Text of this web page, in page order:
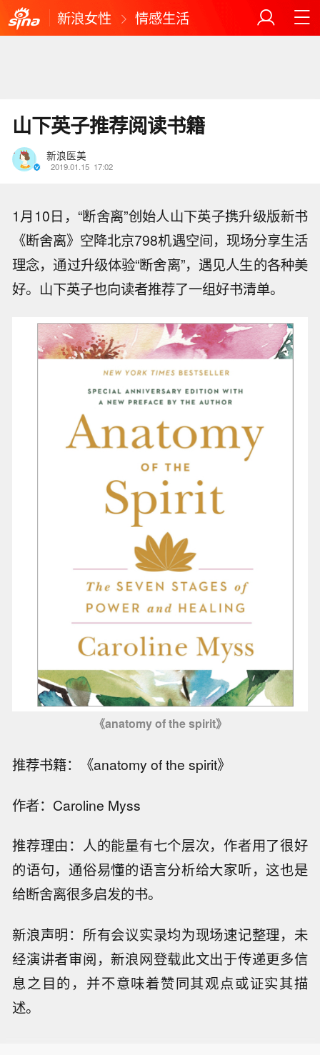
新浪女性 情感生活
山下英子推荐阅读书籍
新浪医美
2019.01.15 17:02
1月10日，“断舍离”创始人山下英子携升级版新书
《断舍离》空降北京798机遇空间，现场分享生活
理念，通过升级体验“断舍离”，遇见人生的各种美
好。山下英子也向读者推荐了一组好书清单。
《anatomy of the spirit》
推荐书籍：《anatomy of the spirit》
作者：Caroline Myss
推荐理由：人的能量有七个层次，作者用了很好
的语句，通俗易懂的语言分析给大家听，这也是
给断舍离很多启发的书。
新浪声明：所有会议实录均为现场速记整理，未
经演讲者审阅，新浪网登载此文出于传递更多信
息之目的，并不意味着赞同其观点或证实其描
述。